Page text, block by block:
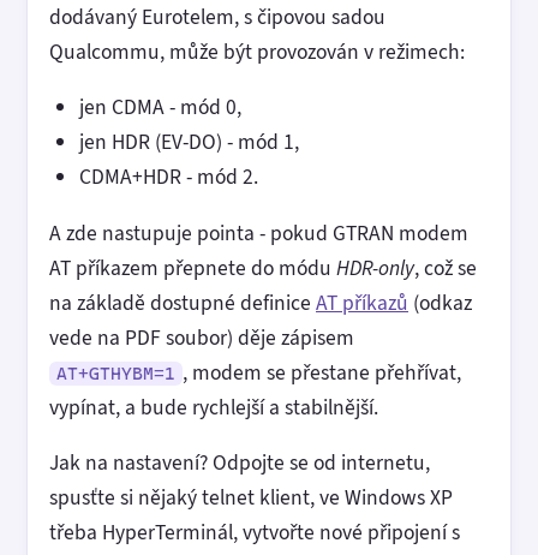
dodávaný Eurotelem, s čipovou sadou
Qualcommu, může být provozován v režimech:
jen CDMA - mód 0,
jen HDR (EV-DO) - mód 1,
CDMA+HDR - mód 2.
A zde nastupuje pointa - pokud GTRAN modem
AT příkazem přepnete do módu HDR-only, což se
na základě dostupné definice AT příkazů (odkaz
vede na PDF soubor) děje zápisem
AT+GTHYBM=1 , modem se přestane přehřívat,
vypínat, a bude rychlejší a stabilnější.
Jak na nastavení? Odpojte se od internetu,
spusťte si nějaký telnet klient, ve Windows XP
třeba HyperTerminál, vytvořte nové připojení s